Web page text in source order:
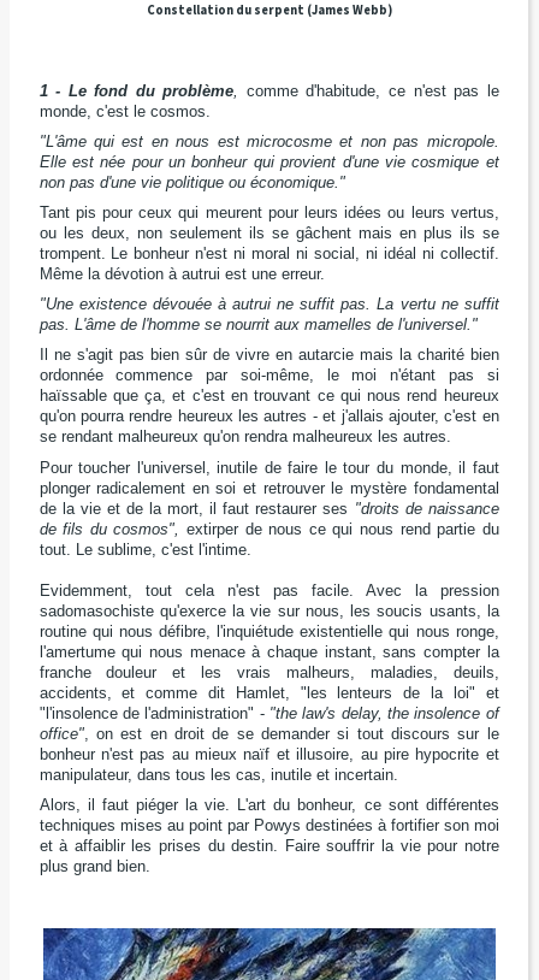
Constellation du serpent (James Webb)
1 - Le fond du problème
comme d'habitude, ce n'est pas le
monde, c'est le cosmos.
"L'âme qui est en nous est microcosme et non pas micropole.
Elle est née pour un bonheur qui provient d'une vie cosmique et
non pas d'une vie politique ou économique."
Tant pis pour ceux qui meurent pour leurs idées ou leurs vertus,
ou les deux, non seulement ils se gâchent mais en plus ils se
trompent. Le bonheur n'est ni moral ni social, ni idéal ni collectif.
Même la dévotion à autrui est une erreur.
"Une existence dévouée à autrui ne suffit pas. La vertu ne suffit
pas. L'âme de l'homme se nourrit aux mamelles de l'universel."
Il ne s'agit pas bien sûr de vivre en autarcie mais la charité bien
ordonnée commence par soi-même, le moi n'étant pas si
haïssable que ça, et c'est en trouvant ce qui nous rend heureux
qu'on pourra rendre heureux les autres - et j'allais ajouter, c'est en
se rendant malheureux qu'on rendra malheureux les autres.
Pour toucher l'universel, inutile de faire le tour du monde, il faut
plonger radicalement en soi et retrouver le mystère fondamental
de la vie et de la mort, il faut restaurer ses "droits de naissance
de fils du cosmos",
extirper de nous ce qui nous rend partie du
tout. Le sublime, c'est l'intime.
Evidemment, tout cela n'est pas facile. Avec la pression
sadomasochiste qu'exerce la vie sur nous, les soucis usants, la
routine qui nous défibre, l'inquiétude existentielle qui nous ronge,
l'amertume qui nous menace à chaque instant, sans compter la
franche douleur et les vrais malheurs, maladies, deuils,
accidents, et comme dit Hamlet, "les lenteurs de la loi" et
"l'insolence de l'administration" - "the law's delay, the insolence of
office", on est en droit de se demander si tout discours sur le
bonheur n'est pas au mieux naïf et illusoire, au pire hypocrite et
manipulateur, dans tous les cas, inutile et incertain.
Alors, il faut piéger la vie. L'art du bonheur, ce sont différentes
techniques mises au point par Powys destinées à fortifier son moi
et à affaiblir les prises du destin. Faire souffrir la vie pour notre
plus grand bien.